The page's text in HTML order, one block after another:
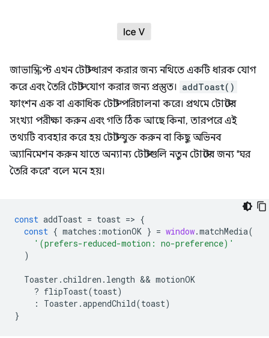
জাভাস্ক্রিপ্ট এখন টোস্ট ধারণ করার জন্য নথিতে একটি ধারক যোগ
করে এবং তৈরি টোস্ট যোগ করার জন্য প্রস্তুত। addToast()
ফাংশন এক বা একাধিক টোস্ট পরিচালনা করে। প্রথমে টোস্টের
সংখ্যা পরীক্ষা করুন এবং গতি ঠিক আছে কিনা, তারপরে এই
তথ্যটি ব্যবহার করে হয় টোস্ট যুক্ত করুন বা কিছু অভিনব
অ্যানিমেশন করুন যাতে অন্যান্য টোস্টগুলি নতুন টোস্টের জন্য "ঘর
তৈরি করে" বলে মনে হয়।
const addToast = toast => {
const { matches :motionOK } = window.matchMedia(
'(prefers-reduced-motion: no-preference)'
)
Toaster .children . length && motionOK
? flipToast(toast)
:
Toaster .appendChild(toast)
}